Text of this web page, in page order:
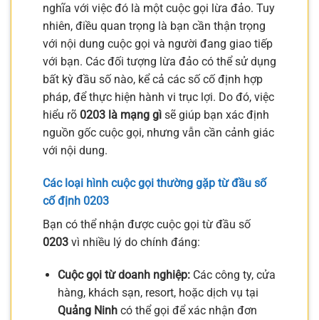
nghĩa với việc đó là một cuộc gọi lừa đảo. Tuy
nhiên, điều quan trọng là bạn cần thận trọng
với nội dung cuộc gọi và người đang giao tiếp
với bạn. Các đối tượng lừa đảo có thể sử dụng
bất kỳ đầu số nào, kể cả các số cố định hợp
pháp, để thực hiện hành vi trục lợi. Do đó, việc
hiểu rõ 0203 là mạng gì sẽ giúp bạn xác định
nguồn gốc cuộc gọi, nhưng vẫn cần cảnh giác
với nội dung.
Các loại hình cuộc gọi thường gặp từ đầu số
cố định 0203
Bạn có thể nhận được cuộc gọi từ đầu số
0203 vì nhiều lý do chính đáng:
Cuộc gọi từ doanh nghiệp:Các công ty, cửa
hàng, khách sạn, resort, hoặc dịch vụ tại
Quảng Ninhcó thể gọi để xác nhận đơn